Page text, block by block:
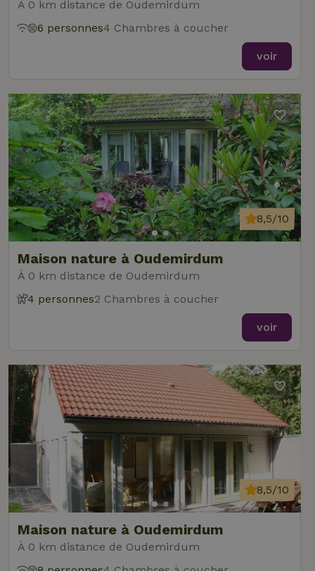
À 0 km distance de Oudemirdum
6 personnes4 Chambres à coucher
voir
Maison nature à Oudemirdum
À 0 km distance de Oudemirdum
8,5/10
4 personnes2 Chambres à coucher
voir
Maison nature à Oudemirdum
À 0 km distance de Oudemirdum
8,5/10